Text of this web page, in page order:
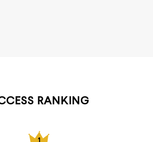
RANKING